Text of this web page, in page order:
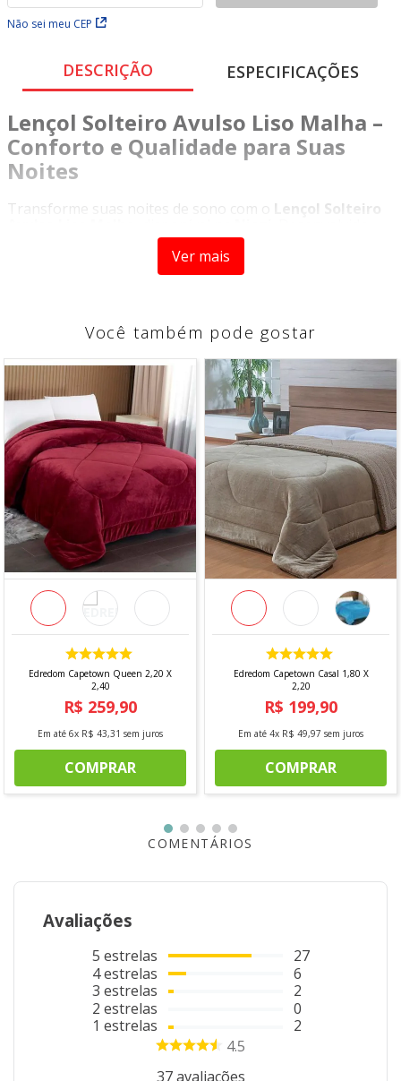
Não sei meu CEP
DESCRIÇÃO ESPECIFICAÇÕES
Lençol Solteiro Avulso Liso Malha –
Conforto e Qualidade para Suas
Noites
Transforme suas noites de sono com o Lençol Solteiro
para oferecer máximo conforto, ele é confeccionado em
malha de alta qualidade, proporcionando um toque macio
e agradável para um descanso muito mais aconchegante.
decoração do seu quarto. Ideal para quem busca
Sua composição em70% algodão e 30% poliéster
garante excelente durabilidade, resistência e fácil
manutenção. A malha se adapta à temperatura do corpo,
proporcionando conforto térmico em todas as estações
do ano.
Características do Produto
Composição:70% Algodão / 30% Poliéster
Tamanho:Solteiro
Medidas:88cm x 1,88m x 30cm
Modelo:Lençol liso com elástico
Conteúdo da Embalagem:01 Lençol liso com
elástico
Informações Importantes
Demais itens e acessórios são apenas decorativos e
não acompanham o produto.
Foto meramente ilustrativa.
Seguir as instruções de lavagem contidas na
etiqueta do produto.
Garanta já o seu e desfrute de noites mais confortáveis,
práticas e cheias de estilo
Ver mais
Você também pode gostar
Edredom Capetown Queen 2,20 X
2,40
R$ 259,90
Em até 6x R$ 43,31 sem juros
COMPRAR
Edredom Capetown Casal 1,80 X
2,20
R$ 199,90
Em até 4x R$ 49,97 sem juros
COMPRAR
COMENTÁRIOS
Avaliações
5 estrelas
4estrelas
3 estrelas
2 estrelas
1 estrelas
27
6
2
0
2
4.5
37avaliações